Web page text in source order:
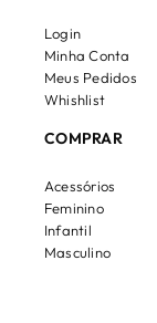
Login
Minha Conta
Meus Pedidos
Whishlist
COMPRAR
Acessórios
Feminino
Infantil
Masculino